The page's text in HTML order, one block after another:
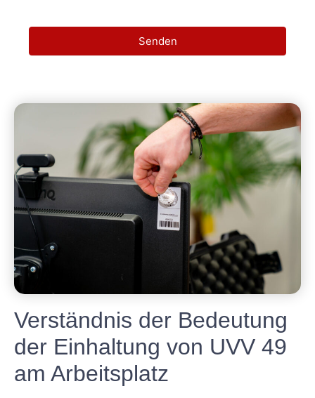
Senden
Verständnis der Bedeutung
der Einhaltung von UVV 49
am Arbeitsplatz